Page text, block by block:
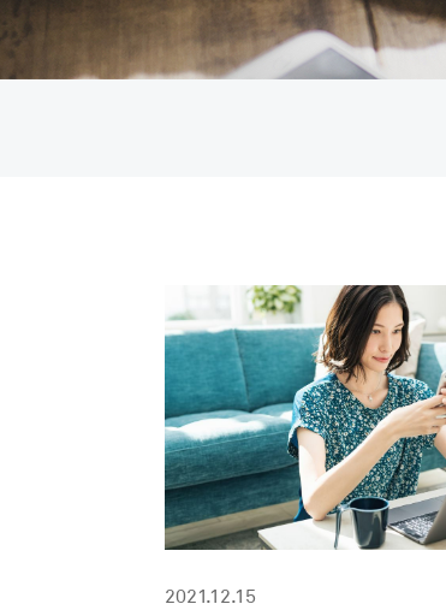
2021.12.15